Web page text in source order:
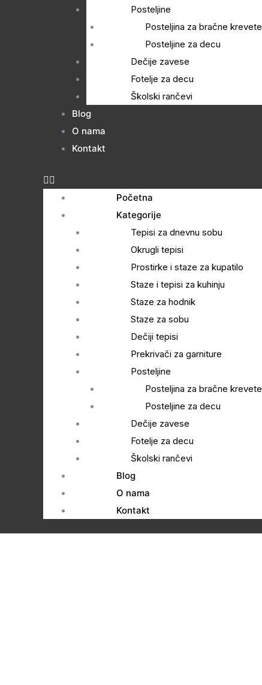
Posteljine
Posteljina za bračne krevete
Posteljine za decu
Dečije zavese
Fotelje za decu
Školski rančevi
Blog
O nama
Kontakt
Početna
Kategorije
Tepisi za dnevnu sobu
Okrugli tepisi
Prostirke i staze za kupatilo
Staze i tepisi za kuhinju
Staze za hodnik
Staze za sobu
Dečiji tepisi
Prekrivači za garniture
Posteljine
Posteljina za bračne krevete
Posteljine za decu
Dečije zavese
Fotelje za decu
Školski rančevi
Blog
O nama
Kontakt